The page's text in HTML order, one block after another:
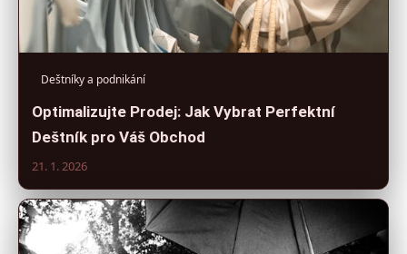
Deštníky a podnikání
Optimalizujte Prodej: Jak Vybrat Perfektní
Deštník pro Váš Obchod
21. 1. 2026